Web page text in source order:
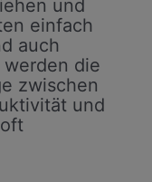
und
einfach
auch
die
zwischen
und